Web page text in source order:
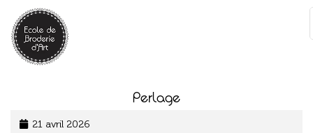
:
Perlage
21 avril 2026
Panneau de gestion des cookies